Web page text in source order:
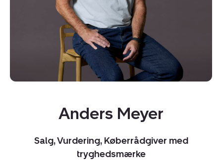
Anders Meyer
Salg, Vurdering, Køberrådgiver med
tryghedsmærke
Kopier link
Del via mail